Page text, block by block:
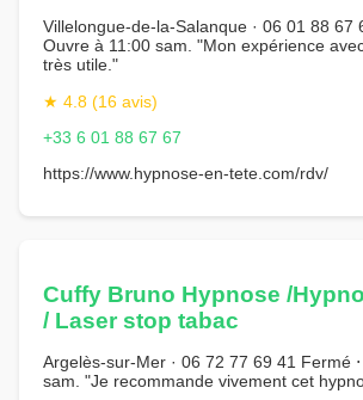
Villelongue-de-la-Salanque · 06 01 88 67
Ouvre à 11:00 sam. "Mon expérience
très utile."
★ 4.8 (16 avis)
+33 6 01 88 67 67
https://www.hypnose-en-tete.com/rdv/
Cuffy Bruno Hypnose /
/ Laser stop tabac
Argelès-sur-Mer · 06 72 77 69 41 Fermé
sam. "Je recommande vivement cet